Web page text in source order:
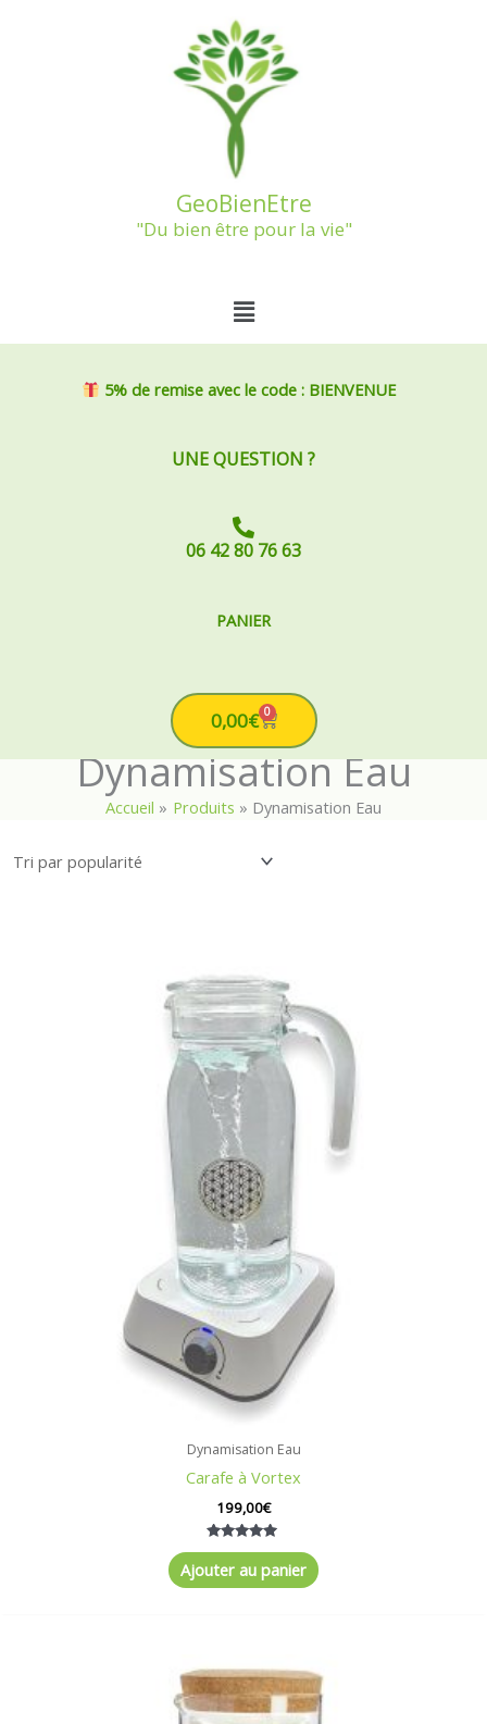
GeoBienEtre
"Du bien être pour la vie"
Menu
5% de remise avec le code : BIENVENUE
UNE QUESTION ?
06 42 80 76 63
PANIER
0,00€ 0
Cart
Dynamisation Eau
Accueil Produits Dynamisation Eau
Dynamisation Eau
Carafe à Vortex
199,00€
Note
5.00
sur 5
Ajouter au panier